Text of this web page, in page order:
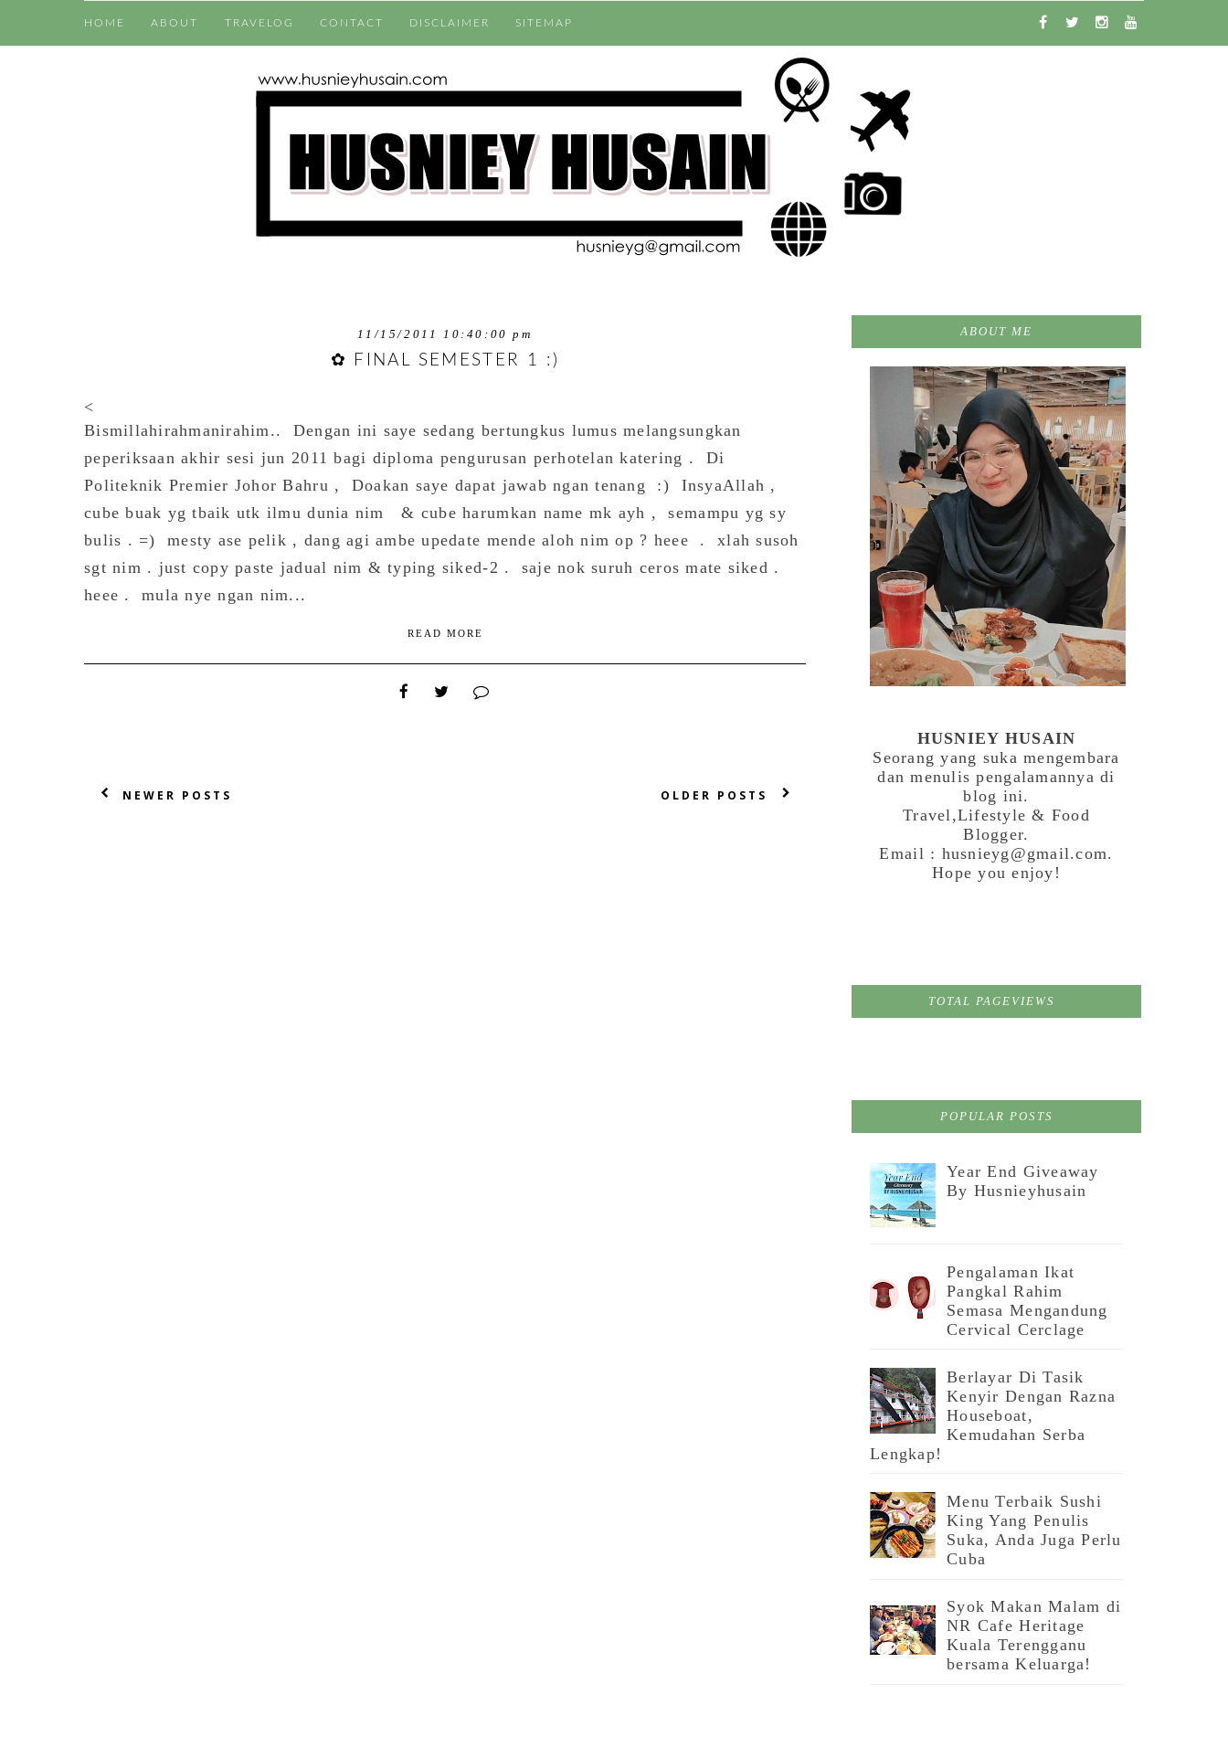
HOME ABOUT TRAVELOG CONTACT DISCLAIMER SITEMAP
11/15/2011 10:40:00 pm
✿ FINAL SEMESTER 1 :)
<
Bismillahirahmanirahim.. Dengan ini saye sedang bertungkus lumus melangsungkan
peperiksaan akhir sesi jun 2011 bagi diploma pengurusan perhotelan katering . Di
Politeknik Premier Johor Bahru , Doakan saye dapat jawab ngan tenang :) InsyaAllah ,
cube buak yg tbaik utk ilmu dunia nim & cube harumkan name mk ayh , semampu yg sy
bulis . =) mesty ase pelik , dang agi ambe upedate mende aloh nim op ? heee . xlah susoh
sgt nim . just copy paste jadual nim & typing siked-2 . saje nok suruh ceros mate siked .
heee . mula nye ngan nim...
READ MORE
NEWER POSTS OLDER POSTS
ABOUT ME
HUSNIEY HUSAIN
Seorang yang suka mengembara
dan menulis pengalamannya di
blog ini.
Travel,Lifestyle & Food
Blogger.
Email : husnieyg@gmail.com.
Hope you enjoy!
TOTAL PAGEVIEWS
POPULAR POSTS
Year End Giveaway
By Husnieyhusain
Pengalaman Ikat
Pangkal Rahim
Semasa Mengandung
Cervical Cerclage
Berlayar Di Tasik
Kenyir Dengan Razna
Houseboat,
Kemudahan Serba
Lengkap!
Menu Terbaik Sushi
King Yang Penulis
Suka, Anda Juga Perlu
Cuba
Syok Makan Malam di
NR Cafe Heritage
Kuala Terengganu
bersama Keluarga!